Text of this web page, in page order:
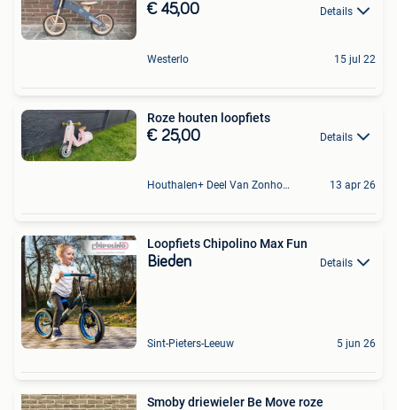
€ 45,00 Details
Westerlo 15 jul 22
Roze houten loopfiets
€ 25,00 Details
Houthalen+ Deel Van Zonhoven En Zolder 13 apr 26
Loopfiets Chipolino Max Fun
Bieden Details
Sint-Pieters-Leeuw 5 jun 26
Smoby driewieler Be Move roze